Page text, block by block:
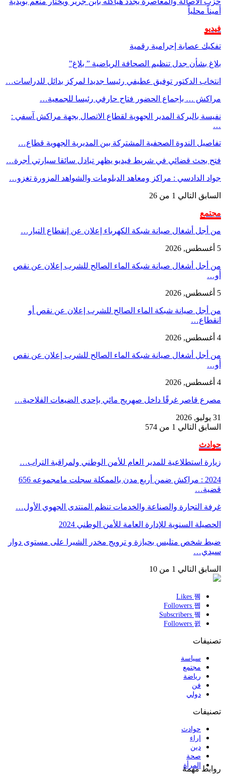
أميناً محلياً
فيديو
تفكيك عصابة إجرامية رقمية
بلاغ بشأن جدل تنظيم الصحافة الرياضية ” بلاغ”
انتخاب الدكتور توفيق عطيفي رئيسا جديدا لمركز بدائل للدراسات…
مراكش … بإجماع الحضور فتاح حارفي رئيسا للجمعية…
نفيسة بالبركة المدير الجهوية لقطاع الاتصال بجهة مراكش آسفي :
…
تفاصيل الندوة الصحفية المشتركة بين المديرية الجهوية قطاع…
فتح بحث قضائي في شريط فيديو يظهر تبادل سائقا سيارتي أجرة…
جواد الدادسي : مراكز ومعاهد الدبلومات والشواهد المزورة تغزو…
السابق التالي 1 من 26
مجتمع
من أجل أشغال صيانة شبكة الكهرباء إعلان عن إنقطاع التيار…
5 أغسطس, 2026
من أجل أشغال صيانة شبكة الماء الصالح للشرب إعلان عن نقص
أو…
5 أغسطس, 2026
من أجل صيانة شبكة الماء الصالح للشرب إعلان عن نقص أو
انقطاع…
4 أغسطس, 2026
من أجل أشغال صيانة شبكة الماء الصالح للشرب إعلان عن نقص
أو…
4 أغسطس, 2026
مصرع قاصر غرقًا داخل صهريج مائي بإحدى الضيعات الفلاحية…
31 يوليو, 2026
السابق التالي 1 من 574
حوادث
زيارة استطلاعية للمدير العام للأمن الوطني ولمراقبة التراب…
2024 : مراكش ضمن أربع مدن بالممكلة سجلت مامجموعه 656
قضية…
غرفة التجارة والصناعة والخدمات تنظم المنتدى الجهوي الأول…
الحصيلة السنوية للإدارة العامة للأمن الوطني 2024
ضبط شخص متلبس بحيازة و ترويج مخدر الشيرا على مستوى دوار
سيدي…
السابق التالي 1 من 10
تصنيفات
سياسة
مجتمع
رياضة
فن
دولي
تصنيفات
حوادث
اراء
دين
صحة
المرأة
روابط مهمة